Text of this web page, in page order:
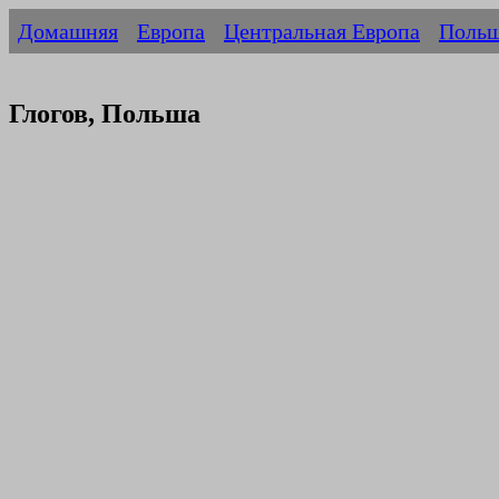
Домашняя Европа Центральная Европа
Глогов, Польша